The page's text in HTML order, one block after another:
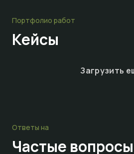
Портфолио работ
Кейсы
Загрузить
Ответы на
Частые вопросы